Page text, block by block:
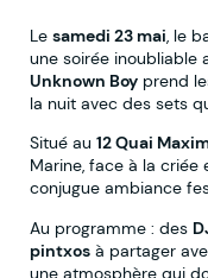
Le samedi 23 mai, le
une soirée inoubliable
Unknown Boy prend
la nuit avec des sets
Situé au 12 Quai
Marine, face à la
conjugue ambiance
Au programme : des
pintxos à partager
une atmosphère qui